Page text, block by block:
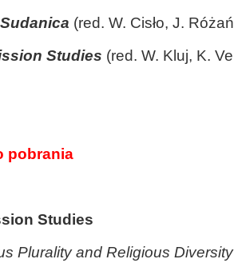
(red. W. Cisło, J.
Studies (red. W. Kluj, K.
pobrania
Studies
Plurality and Religious